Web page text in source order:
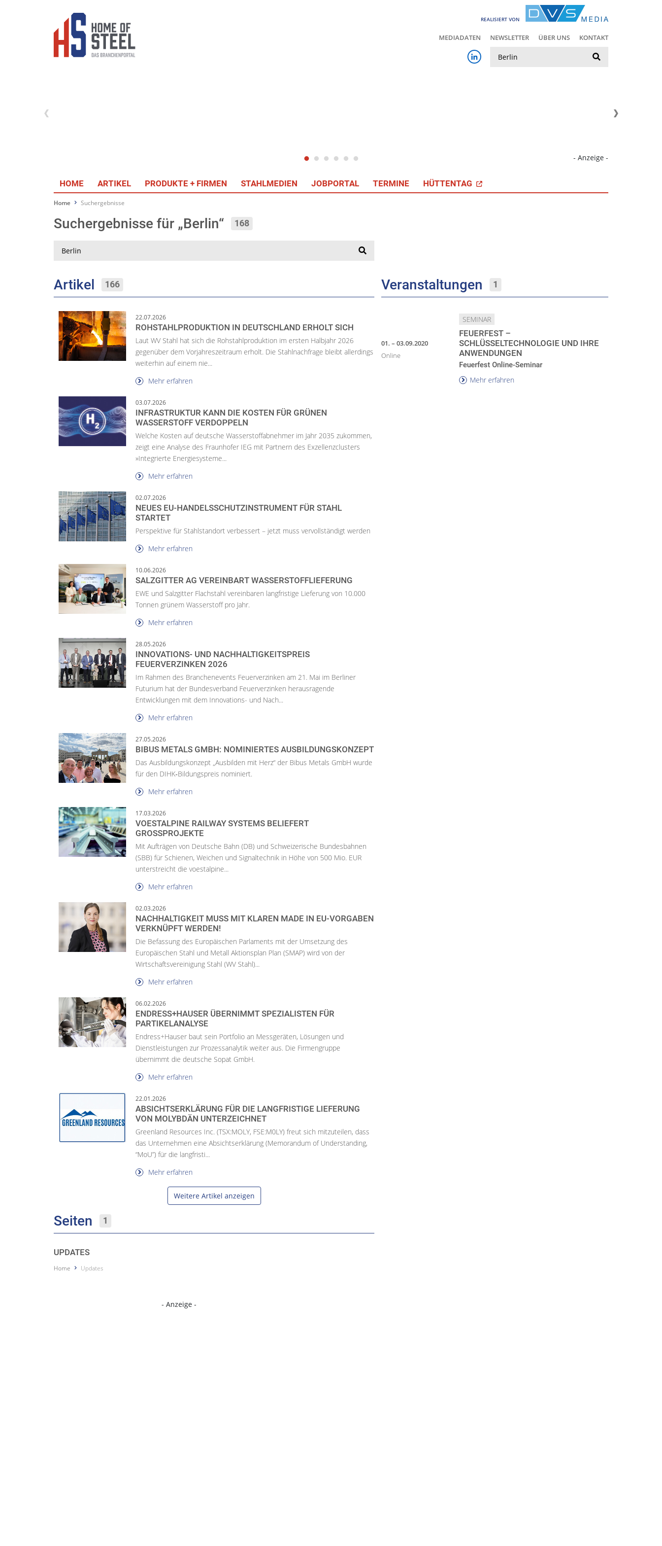
REALISIERT VON
MEDIADATEN NEWSLETTER ÜBER UNS KONTAKT
- Anzeige -
HOME ARTIKEL PRODUKTE + FIRMEN STAHLMEDIEN JOBPORTAL TERMINE HÜTTENTAG
Home Suchergebnisse
Suchergebnisse für „Berlin“ 168
Artikel 166
22.07.2026
ROHSTAHLPRODUKTION IN DEUTSCHLAND ERHOLT SICH
Laut WV Stahl hat sich die Rohstahlproduktion im ersten Halbjahr 2026
gegenüber dem Vorjahreszeitraum erholt. Die Stahlnachfrage bleibt allerdings
weiterhin auf einem nie...
Mehr erfahren
03.07.2026
INFRASTRUKTUR KANN DIE KOSTEN FÜR GRÜNEN
WASSERSTOFF VERDOPPELN
Welche Kosten auf deutsche Wasserstoffabnehmer im Jahr 2035 zukommen,
zeigt eine Analyse des Fraunhofer IEG mit Partnern des Exzellenzclusters
»Integrierte Energiesysteme...
Mehr erfahren
02.07.2026
NEUES EU-HANDELS­SCHUTZ­INSTRUMENT FÜR STAHL
STARTET
Perspektive für Stahlstandort verbessert – jetzt muss vervollständigt werden
Mehr erfahren
10.06.2026
SALZGITTER AG VEREINBART WASSERSTOFFLIEFERUNG
EWE und Salzgitter Flachstahl vereinbaren langfristige Lieferung von 10.000
Tonnen grünem Wasserstoff pro Jahr.
Mehr erfahren
28.05.2026
INNOVATIONS- UND NACHHALTIGKEITSPREIS
FEUERVERZINKEN 2026
Im Rahmen des Branchenevents Feuerverzinken am 21. Mai im Berliner
Futurium hat der Bundesverband Feuerverzinken herausragende
Entwicklungen mit dem Innovations- und Nach...
Mehr erfahren
27.05.2026
BIBUS METALS GMBH: NOMINIERTES AUSBILDUNGSKONZEPT
Das Ausbildungskonzept „Ausbilden mit Herz“ der Bibus Metals GmbH wurde
für den DIHK‑Bildungspreis nominiert.
Mehr erfahren
17.03.2026
VOESTALPINE RAILWAY SYSTEMS BELIEFERT
GROSSPROJEKTE
Mit Aufträgen von Deutsche Bahn (DB) und Schweizerische Bundesbahnen
(SBB) für Schienen, Weichen und Signaltechnik in Höhe von 500 Mio. EUR
unterstreicht die voestalpine...
Mehr erfahren
02.03.2026
NACHHALTIGKEIT MUSS MIT KLAREN MADE IN EU-VORGABEN
VERKNÜPFT WERDEN!
Die Befassung des Europäischen Parlaments mit der Umsetzung des
Europäischen Stahl und Metall Aktionsplan Plan (SMAP) wird von der
Wirtschaftsvereinigung Stahl (WV Stahl)...
Mehr erfahren
06.02.2026
ENDRESS+HAUSER ÜBERNIMMT SPEZIALISTEN FÜR
PARTIKELANALYSE
Endress+Hauser baut sein Portfolio an Messgeräten, Lösungen und
Dienstleistungen zur Prozessanalytik weiter aus. Die Firmengruppe
übernimmt die deutsche Sopat GmbH.
Mehr erfahren
22.01.2026
ABSICHTSERKLÄRUNG FÜR DIE LANGFRISTIGE LIEFERUNG
VON MOLYBDÄN UNTERZEICHNET
Greenland Resources Inc. (TSX:MOLY, FSE:M0LY) freut sich mitzuteilen, dass
das Unternehmen eine Absichtserklärung (Memorandum of Understanding,
“MoU”) für die langfristi...
Mehr erfahren
Weitere Artikel anzeigen
Seiten 1
UPDATES
Home Updates
Veranstaltungen 1
01. – 03.09.2020
Online
SEMINAR
FEUERFEST –
SCHLÜSSELTECHNOLOGIE UND IHRE
ANWENDUNGEN
Feuerfest Online-Seminar
Mehr erfahren
- Anzeige -